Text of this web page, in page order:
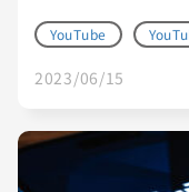
YouTube
2023/06/15